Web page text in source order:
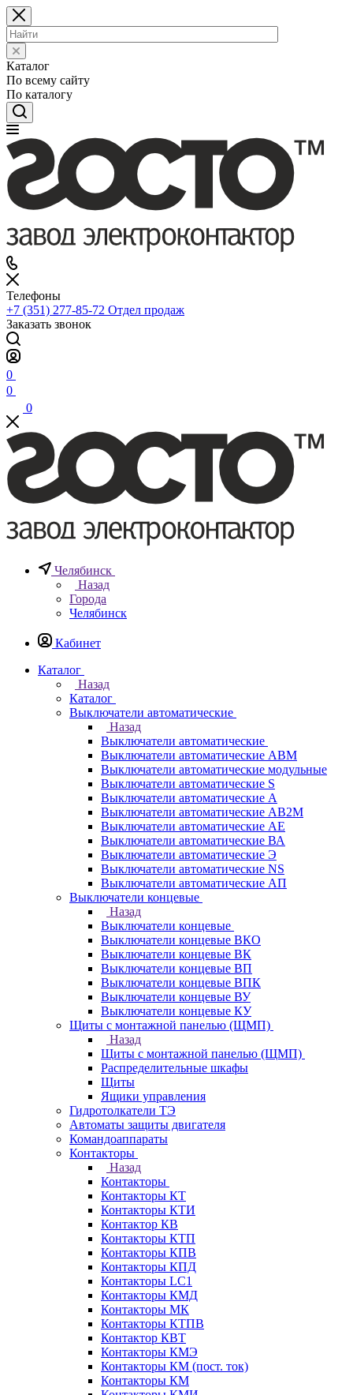
Каталог
По всему сайту
По каталогу
Телефоны
+7 (351) 277-85-72 Отдел продаж
Заказать звонок
0
0
0
Челябинск
Назад
Города
Челябинск
Кабинет
Каталог
Назад
Каталог
Выключатели автоматические
Назад
Выключатели автоматические
Выключатели автоматические АВМ
Выключатели автоматические модульные
Выключатели автоматические S
Выключатели автоматические А
Выключатели автоматические АВ2М
Выключатели автоматические АЕ
Выключатели автоматические ВА
Выключатели автоматические Э
Выключатели автоматические NS
Выключатели автоматические АП
Выключатели концевые
Назад
Выключатели концевые
Выключатели концевые ВКО
Выключатели концевые ВК
Выключатели концевые ВП
Выключатели концевые ВПК
Выключатели концевые ВУ
Выключатели концевые КУ
Щиты с монтажной панелью (ЩМП)
Назад
Щиты с монтажной панелью (ЩМП)
Распределительные шкафы
Щиты
Ящики управления
Гидротолкатели ТЭ
Автоматы защиты двигателя
Командоаппараты
Контакторы
Назад
Контакторы
Контакторы КТ
Контакторы КТИ
Контактор КВ
Контакторы КТП
Контакторы КПВ
Контакторы КПД
Контакторы LC1
Контакторы КМД
Контакторы МК
Контакторы КТПВ
Контактор КВТ
Контакторы КМЭ
Контакторы КМ (пост. ток)
Контакторы КМ